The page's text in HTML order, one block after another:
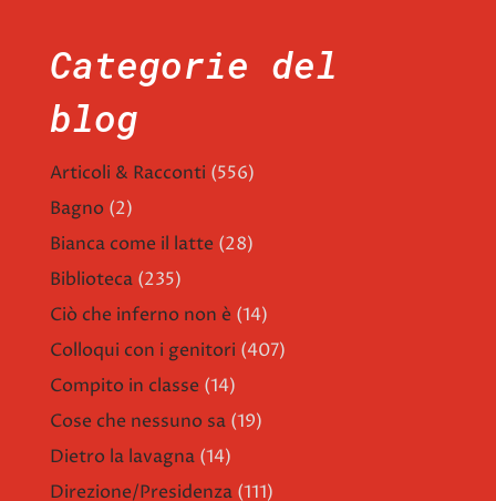
Categorie del
blog
Articoli & Racconti (556)
Bagno (2)
Bianca come il latte (28)
Biblioteca (235)
Ciò che inferno non è (14)
Colloqui con i genitori (407)
Compito in classe (14)
Cose che nessuno sa (19)
Dietro la lavagna (14)
Direzione/Presidenza (111)